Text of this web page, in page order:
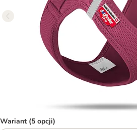
Wariant (5 opcji)